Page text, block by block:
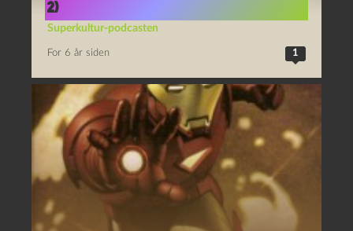
2)
Superkultur-podcasten
For 6 år siden 1